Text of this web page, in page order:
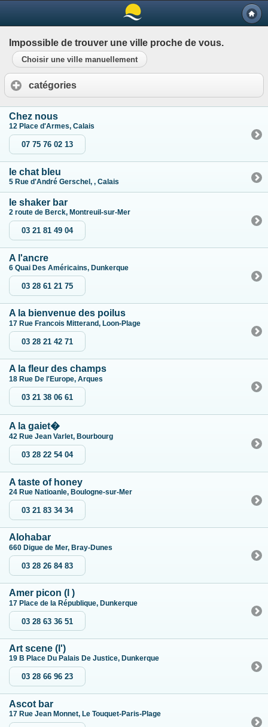
Impossible de trouver une ville proche de vous.
Choisir une ville manuellement
catégories
Chez nous
12 Place d'Armes, Calais
07 75 76 02 13
le chat bleu
5 Rue d'André Gerschel, , Calais
le shaker bar
2 route de Berck, Montreuil-sur-Mer
03 21 81 49 04
A l'ancre
6 Quai Des Américains, Dunkerque
03 28 61 21 75
A la bienvenue des poilus
17 Rue Francois Mitterand, Loon-Plage
03 28 21 42 71
A la fleur des champs
18 Rue De l'Europe, Arques
03 21 38 06 61
A la gaiet�
42 Rue Jean Varlet, Bourbourg
03 28 22 54 04
A taste of honey
24 Rue Natioanle, Boulogne-sur-Mer
03 21 83 34 34
Alohabar
660 Digue de Mer, Bray-Dunes
03 28 26 84 83
Amer picon (l )
17 Place de la République, Dunkerque
03 28 63 36 51
Art scene (l')
19 B Place Du Palais De Justice, Dunkerque
03 28 66 96 23
Ascot bar
17 Rue Jean Monnet, Le Touquet-Paris-Plage